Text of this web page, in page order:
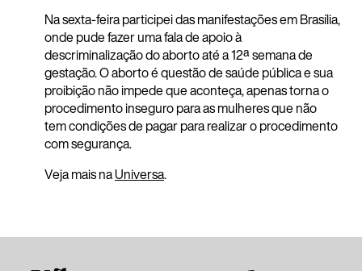
Na sexta-feira participei das manifestações em Brasília,
onde pude fazer uma fala de apoio à
descriminalização do aborto até a 12ª semana de
gestação. O aborto é questão de saúde pública e sua
proibição não impede que aconteça, apenas torna o
procedimento inseguro para as mulheres que não
tem condições de pagar para realizar o procedimento
com segurança.
Veja mais naUniversa.